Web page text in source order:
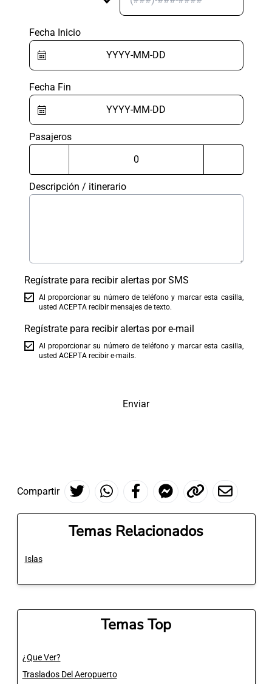
Fecha Inicio
Fecha Fin
Pasajeros
Descripción / itinerario
Regístrate para recibir alertas por SMS
Al proporcionar su número de teléfono y marcar esta casilla,
usted ACEPTA recibir mensajes de texto.
Regístrate para recibir alertas por e-mail
Al proporcionar su número de teléfono y marcar esta casilla,
usted ACEPTA recibir e-mails.
Enviar
Compartir
Temas Relacionados
Islas
Temas Top
¿Que Ver?
Traslados Del Aeropuerto